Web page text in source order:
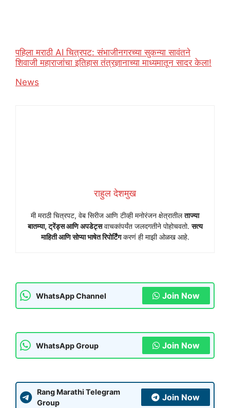
पहिला मराठी AI चित्रपट: संभाजीनगरच्या सुकन्या सावंतने
शिवाजी महाराजांचा इतिहास तंत्रज्ञानाच्या माध्यमातून सादर केला!
In relation to
News
राहुल देशमुख
मी मराठी चित्रपट, वेब सिरीज आणि टीव्ही मनोरंजन क्षेत्रातीलताज्या
बातम्या, ट्रेंड्स आणि अपडेट्सवाचकांपर्यंत जलदगतीने पोहोचवतो.सत्य
माहिती आणि सोप्या भाषेत रिपोर्टिंगकरणं ही माझी ओळख आहे.
WhatsApp Channel Join Now
WhatsApp Group Join Now
Rang Marathi Telegram
Group
Join Now